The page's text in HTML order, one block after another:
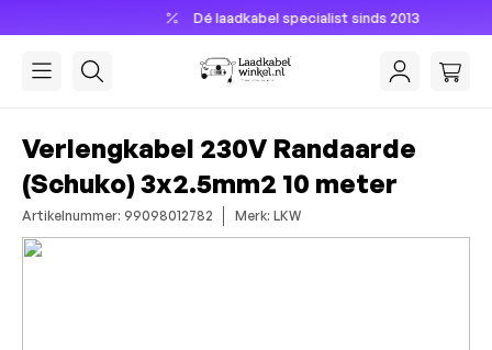
Dé laadkabel specialist sinds 2013
Verlengkabel 230V Randaarde
(Schuko) 3x2.5mm2 10 meter
Artikelnummer: 99098012782 Merk: LKW
Afbeeldingengalerij overslaan